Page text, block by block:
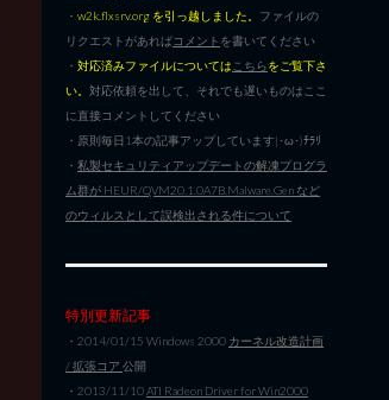
・ w2k.flxsrv.org を引っ越しました。 ファイルの
リクエストがあればコメント を書いてください
・ 対応済みファイルについては こちらをご覧下さ
い。 対応依頼を出して、それでも遅いものはここ
に直接コメントしてください
・原則毎日1本の記事アップしています|･ω･)ﾁﾗﾘ
・ 私製セキュリティアップデートの解凍プログラ
ム群が HEUR/QVM20.1.0A7B.Malware.Gen など
のウィルスとして誤検出される件について
特別更新記事
・2014/01/15 Windows 2000 カーネル改造計画
/ 拡張コア 公開
・2013/11/10ATI Radeon Driver for Win2000